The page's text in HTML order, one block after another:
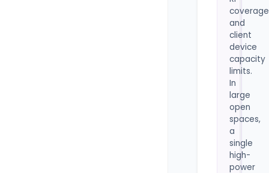
coverage
and
client
device
capacity
limits.
In
large
open
spaces,
a
single
high-
power